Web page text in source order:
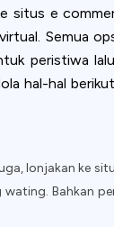
situs e
Semua
peristiwa
hal-hal
lonjakan ke
Bahkan